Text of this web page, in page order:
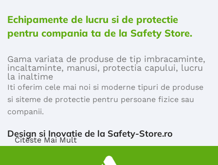
Echipamente de lucru si de protectie
pentru compania ta de la Safety Store.
Gama variata de produse de tip imbracaminte,
incaltaminte, manusi, protectia capului, lucru
la inaltime
Iti oferim cele mai noi si moderne tipuri de produse
si siteme de protectie pentru persoane fizice sau
companii.
Design si Inovatie de la Safety-Store.ro
Majoritatea produselor comercializate de safety
Citeste Mai Mult